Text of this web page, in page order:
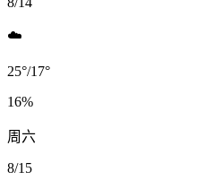
☁️
25°/17°
16%
周六
8/15